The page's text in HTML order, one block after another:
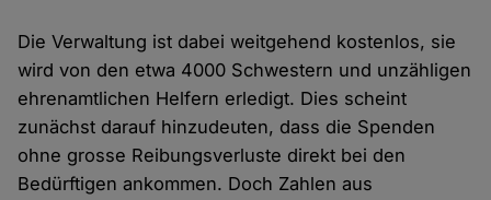
Die Verwaltung ist dabei weitgehend kostenlos, sie
wird von den etwa 4000 Schwestern und unzähligen
ehrenamtlichen Helfern erledigt. Dies scheint
zunächst darauf hinzudeuten, dass die Spenden
ohne grosse Reibungsverluste direkt bei den
Bedürftigen ankommen. Doch Zahlen aus